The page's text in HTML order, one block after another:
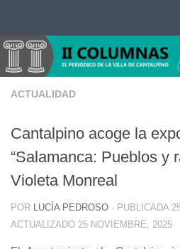
ACTUALIDAD
Cantalpino acoge la
“Salamanca: Pueblos y
Violeta Monreal
POR LUCÍA PEDROSO · PUBLICADA
ACTUALIZADO 25 NOVIEMBRE, 2025